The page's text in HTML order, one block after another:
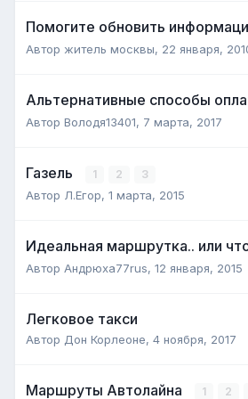
Помогите обновить
Автор житель москвы, 22 января,
Альтернативные способы
Автор Володя13401, 7 марта, 2017
Газель 1 2 3
Автор Л.Егор, 1 марта, 2015
Идеальная маршрутка.. или
Автор Андрюха77rus, 12 января, 2015
Легковое такси
Автор Дон Корлеоне, 4 ноября, 2017
Маршруты Автолайна 1 2